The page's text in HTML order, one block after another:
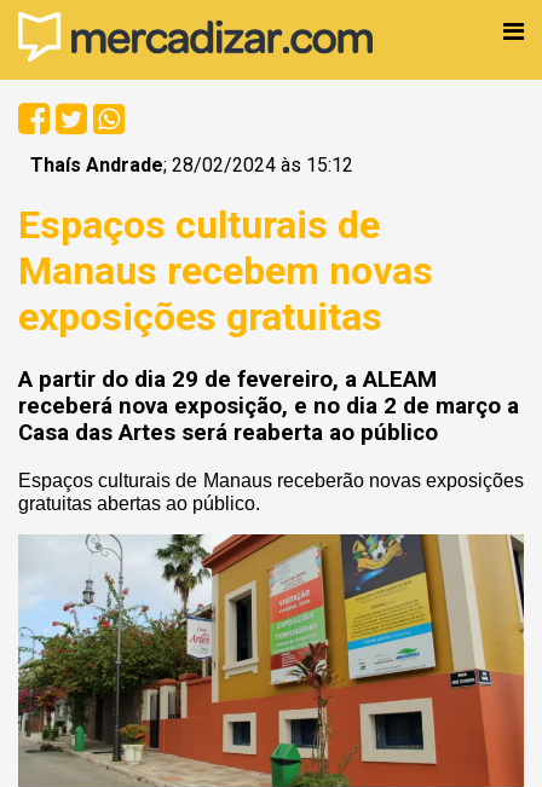
Thaís Andrade; 28/02/2024 às 15:12
Espaços culturais de
Manaus recebem novas
exposições gratuitas
A partir do dia 29 de fevereiro, a ALEAM
receberá nova exposição, e no dia 2 de março a
Casa das Artes será reaberta ao público
Espaços culturais de Manaus receberão novas exposições
gratuitas abertas ao público.